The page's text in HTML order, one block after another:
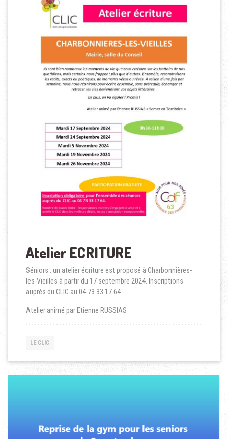
Atelier ECRITURE
Séniors : un atelier écriture est proposé à Charbonnières-
les-Vieilles à partir du 17 septembre 2024. Inscriptions
auprès du CLIC au 04.73.33.17.64
Atelier animé par Etienne RUSSIAS
LE CLIC